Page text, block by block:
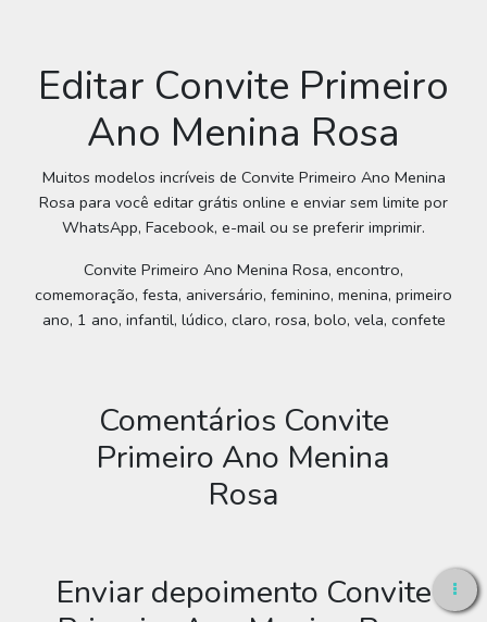
Editar Convite Primeiro
Ano Menina Rosa
Muitos modelos incríveis de Convite Primeiro Ano Menina
Rosa para você editar grátis online e enviar sem limite por
WhatsApp, Facebook, e-mail ou se preferir imprimir.
Convite Primeiro Ano Menina Rosa, encontro,
comemoração, festa, aniversário, feminino, menina, primeiro
ano, 1 ano, infantil, lúdico, claro, rosa, bolo, vela, confete
Comentários Convite
Primeiro Ano Menina
Rosa
Enviar depoimento Convite